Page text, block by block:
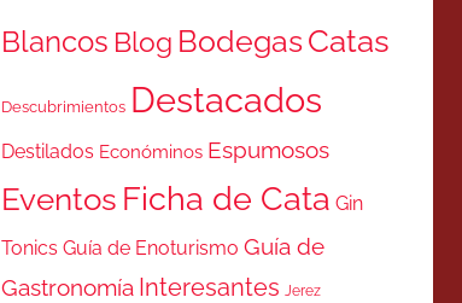
Blancos Blog BodegasCatas
Descubrimientos Destacados
Destilados Económinos Espumosos
Eventos Ficha de Cata Gin
Tonics Guía de Enoturismo Guía de
Gastronomía Interesantes Jerez